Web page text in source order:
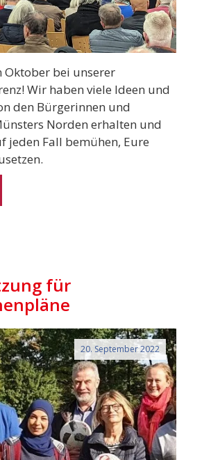
Oktober bei unserer
Wir haben viele Ideen und
den Bürgerinnen und
Norden erhalten und
jeden Fall bemühen, Eure
für
20. September 2022